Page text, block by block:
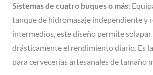
Sistemas de cuatro buques o más:
tanque de hidromasaje independiente y
intermedios, este diseño permite
drásticamente el rendimiento diario. Es
para cervecerías artesanales de tamaño